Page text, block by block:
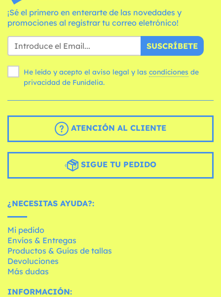
¡Sé el primero en enterarte de las novedades y
promociones al registrar tu correo eletrónico!
SUSCRÍBETE
He leído y acepto el aviso legal y las condiciones
privacidad de Funidelia.
ATENCIÓN AL CLIENTE
SIGUE TU PEDIDO
¿NECESITAS AYUDA?:
Mi pedido
Envíos & Entregas
Productos & Guías de tallas
Devoluciones
Más dudas
INFORMACIÓN: